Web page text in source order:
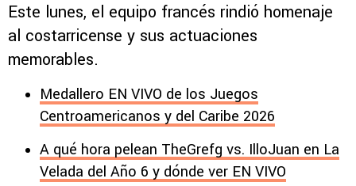
Este lunes, el equipo francés rindió homenaje
al costarricense y sus actuaciones
memorables.
Medallero EN VIVO de los Juegos
Centroamericanos y del Caribe 2026
A qué hora pelean TheGrefg vs. IlloJuan en La
Velada del Año 6 y dónde ver EN VIVO